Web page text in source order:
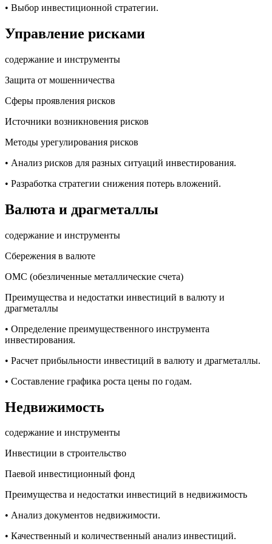
• Выбор инвестиционной стратегии.
Управление рисками
содержание и инструменты
Защита от мошенничества
Сферы проявления рисков
Источники возникновения рисков
Методы урегулирования рисков
• Анализ рисков для разных ситуаций инвестирования.
• Разработка стратегии снижения потерь вложений.
Валюта и драгметаллы
содержание и инструменты
Сбережения в валюте
ОМС (обезличенные металлические счета)
Преимущества и недостатки инвестиций в валюту и
драгметаллы
• Определение преимущественного инструмента
инвестирования.
• Расчет прибыльности инвестиций в валюту и драгметаллы.
• Составление графика роста цены по годам.
Недвижимость
содержание и инструменты
Инвестиции в строительство
Паевой инвестиционный фонд
Преимущества и недостатки инвестиций в недвижимость
• Анализ документов недвижимости.
• Качественный и количественный анализ инвестиций.